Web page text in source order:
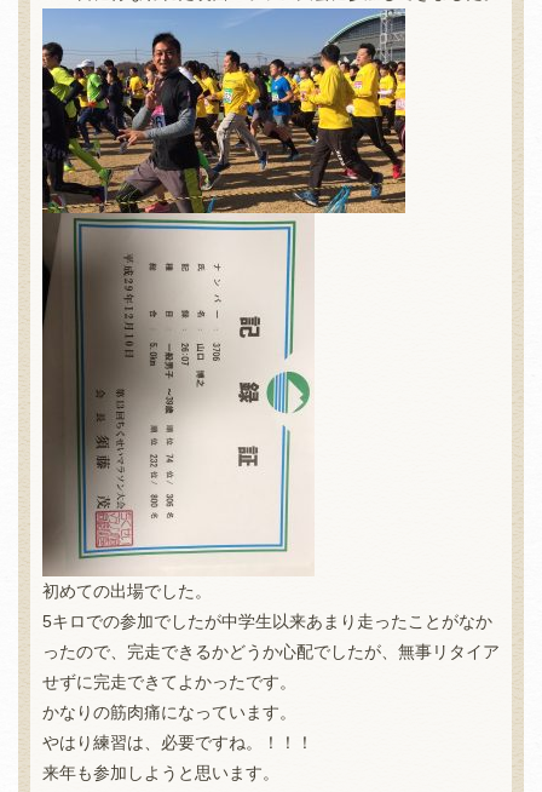
初めての出場でした。
5キロでの参加でしたが中学生以来あまり走ったことがなか
ったので、完走できるかどうか心配でしたが、無事リタイア
せずに完走できてよかったです。
かなりの筋肉痛になっています。
やはり練習は、必要ですね。！！！
来年も参加しようと思います。